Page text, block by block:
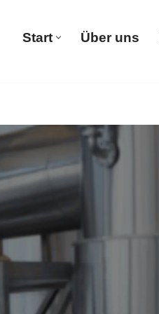
Start Über uns